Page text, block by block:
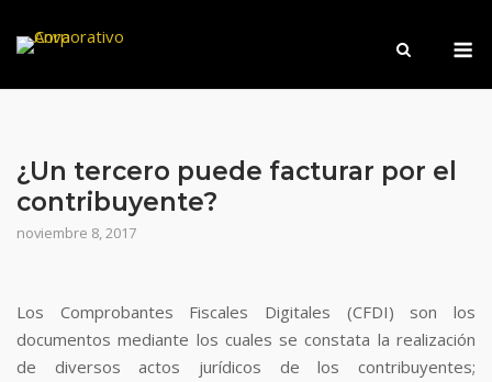
¿Un tercero puede facturar por el
contribuyente?
noviembre 8, 2017
Los Comprobantes Fiscales Digitales (CFDI) son los
documentos mediante los cuales se constata la realización
de diversos actos jurídicos de los contribuyentes;